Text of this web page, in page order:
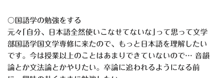
〇国語学の勉強をする
元々｢自分、日本語全然使いこなせてないな｣って思って文学
部国語学国文学専修に来たので、もっと日本語を理解したい
です。今は授業以上のことはあまりできていないので… 音韻
論とか文法論とかやりたい。卒論に追われるようになる前